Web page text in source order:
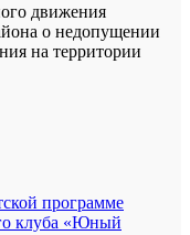
движения
о недопущении
на территории
программе
клуба «Юный